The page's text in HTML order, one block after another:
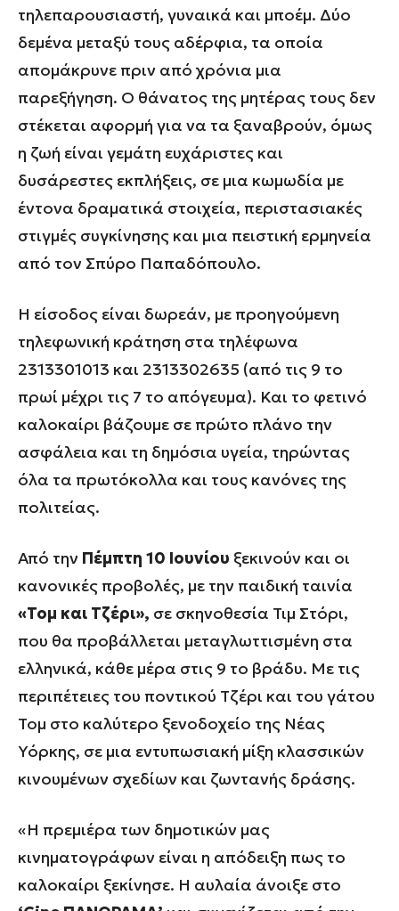
τηλεπαρουσιαστή, γυναικά και μποέμ. Δύο
δεμένα μεταξύ τους αδέρφια, τα οποία
απομάκρυνε πριν από χρόνια μια
παρεξήγηση. Ο θάνατος της μητέρας τους δεν
στέκεται αφορμή για να τα ξαναβρούν, όμως
η ζωή είναι γεμάτη ευχάριστες και
δυσάρεστες εκπλήξεις, σε μια κωμωδία με
έντονα δραματικά στοιχεία, περιστασιακές
στιγμές συγκίνησης και μια πειστική ερμηνεία
από τον Σπύρο Παπαδόπουλο.
Η είσοδος είναι δωρεάν, με προηγούμενη
τηλεφωνική κράτηση στα τηλέφωνα
2313301013 και 2313302635 (από τις 9 το
πρωί μέχρι τις 7 το απόγευμα). Και το φετινό
καλοκαίρι βάζουμε σε πρώτο πλάνο την
ασφάλεια και τη δημόσια υγεία, τηρώντας
όλα τα πρωτόκολλα και τους κανόνες της
πολιτείας.
Από την Πέμπτη 10 Ιουνίου ξεκινούν και οι
κανονικές προβολές, με την παιδική ταινία
«Τομ και Τζέρι», σε σκηνοθεσία Τιμ Στόρι,
που θα προβάλλεται μεταγλωττισμένη στα
ελληνικά, κάθε μέρα στις 9 το βράδυ. Με τις
περιπέτειες του ποντικού Τζέρι και του γάτου
Τομ στο καλύτερο ξενοδοχείο της Νέας
Υόρκης, σε μια εντυπωσιακή μίξη κλασσικών
κινουμένων σχεδίων και ζωντανής δράσης.
«Η πρεμιέρα των δημοτικών μας
κινηματογράφων είναι η απόδειξη πως το
καλοκαίρι ξεκίνησε. Η αυλαία άνοιξε στο